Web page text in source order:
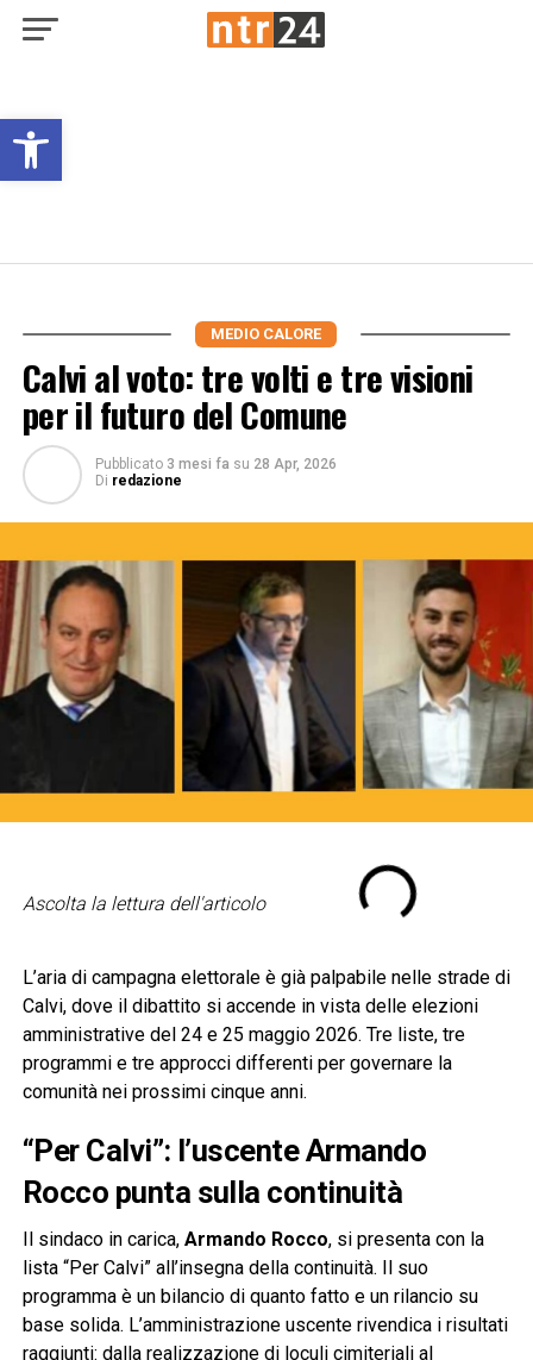
Open toolbar
MEDIO CALORE
Calvi al voto: tre volti e tre visioni
per il futuro del Comune
Pubblicato 3 mesi fa su 28 Apr, 2026
Di redazione
Ascolta la lettura dell'articolo
L’aria di campagna elettorale è già palpabile nelle strade di
Calvi, dove il dibattito si accende in vista delle elezioni
amministrative del 24 e 25 maggio 2026. Tre liste, tre
programmi e tre approcci differenti per governare la
comunità nei prossimi cinque anni.
“Per Calvi”: l’uscente Armando
Rocco punta sulla continuità
Il sindaco in carica, Armando Rocco, si presenta con la
lista “Per Calvi” all’insegna della continuità. Il suo
programma è un bilancio di quanto fatto e un rilancio su
base solida. L’amministrazione uscente rivendica i risultati
raggiunti: dalla realizzazione di loculi cimiteriali al